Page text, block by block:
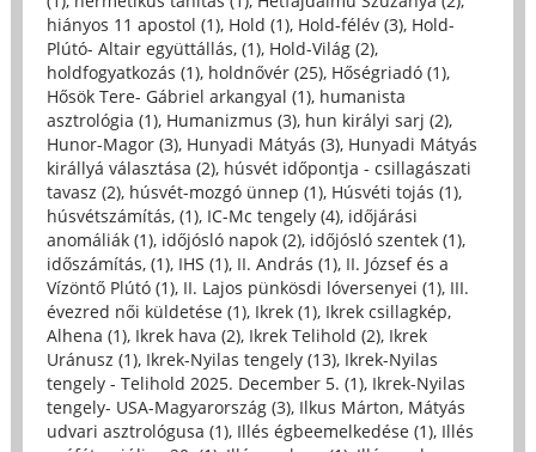
hiányos 11 apostol (1), Hold (1), Hold-félév (3), Hold-
Plútó- Altair együttállás, (1), Hold-Világ (2),
holdfogyatkozás (1), holdnővér (25), Hőségriadó (1),
Hősök Tere- Gábriel arkangyal (1), humanista
asztrológia (1), Humanizmus (3), hun királyi sarj (2),
Hunor-Magor (3), Hunyadi Mátyás (3), Hunyadi Mátyás
királlyá választása (2), húsvét időpontja - csillagászati
tavasz (2), húsvét-mozgó ünnep (1), Húsvéti tojás (1),
húsvétszámítás, (1), IC-Mc tengely (4), időjárási
anomáliák (1), időjósló napok (2), időjósló szentek (1),
időszámítás, (1), IHS (1), II. András (1), II. József és a
Vízöntő Plútó (1), II. Lajos pünkösdi lóversenyei (1), III.
évezred női küldetése (1), Ikrek (1), Ikrek csillagkép,
Alhena (1), Ikrek hava (2), Ikrek Telihold (2), Ikrek
Uránusz (1), Ikrek-Nyilas tengely (13), Ikrek-Nyilas
tengely - Telihold 2025. December 5. (1), Ikrek-Nyilas
tengely- USA-Magyarország (3), Ilkus Márton, Mátyás
udvari asztrológusa (1), Illés égbeemelkedése (1), Illés